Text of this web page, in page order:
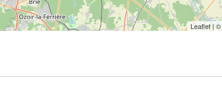
Leaflet | ©